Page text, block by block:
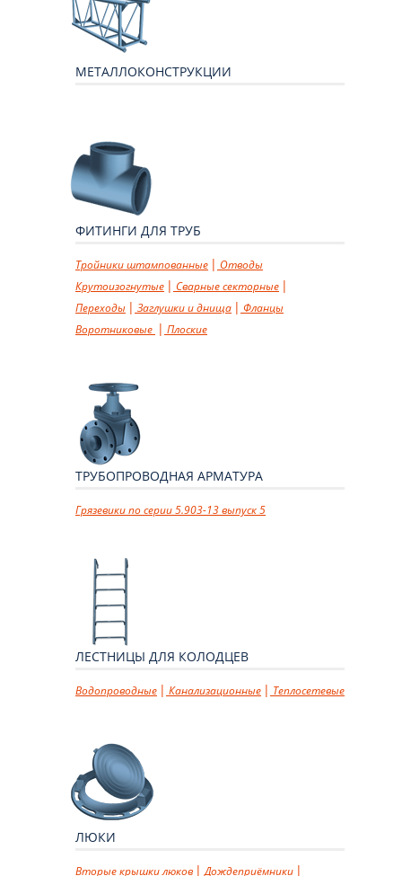
МЕТАЛЛОКОНСТРУКЦИИ
ФИТИНГИ ДЛЯ ТРУБ
Тройники штампованные
Отводы
Крутоизогнутые
Сварные секторные
Переходы
Заглушки и днища
Фланцы
Воротниковые
Плоские
ТРУБОПРОВОДНАЯ АРМАТУРА
Грязевики по серии 5.903-13 выпуск 5
ЛЕСТНИЦЫ ДЛЯ КОЛОДЦЕВ
Водопроводные Канализационные Теплосетевые
ЛЮКИ
Вторые крышки люков Дождеприёмники